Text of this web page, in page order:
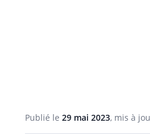
Publié le 29 mai 2023, mis à